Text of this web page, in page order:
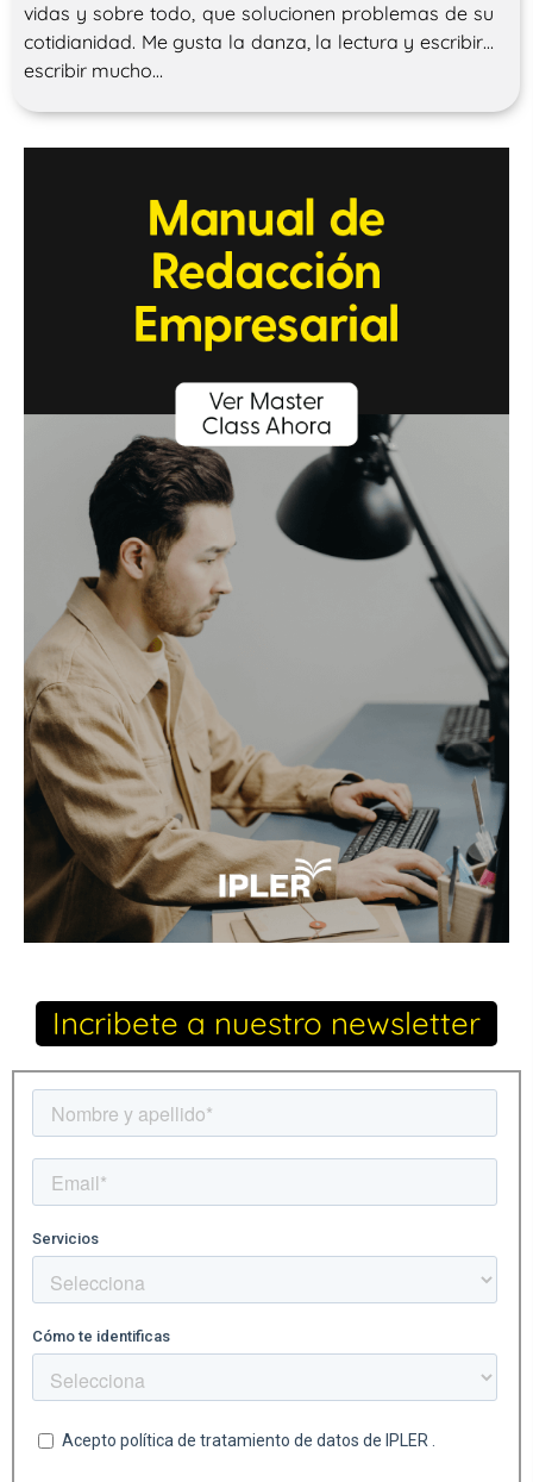
vidas y sobre todo, que solucionen problemas de su
cotidianidad. Me gusta la danza, la lectura y escribir…
escribir mucho…
Incribete a nuestro newsletter